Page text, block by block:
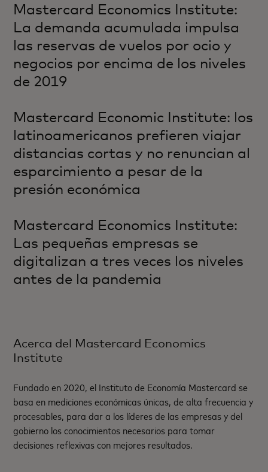
Mastercard Economics Institute:
La demanda acumulada impulsa
las reservas de vuelos por ocio y
negocios por encima de los niveles
de 2019
Mastercard Economic Institute: los
latinoamericanos prefieren viajar
distancias cortas y no renuncian al
esparcimiento a pesar de la
presión económica
Mastercard Economics Institute:
Las pequeñas empresas se
digitalizan a tres veces los niveles
antes de la pandemia
Acerca del Mastercard Economics
Institute
Fundado en 2020, el Instituto de Economía Mastercard se
basa en mediciones económicas únicas, de alta frecuencia y
procesables, para dar a los líderes de las empresas y del
gobierno los conocimientos necesarios para tomar
decisiones reflexivas con mejores resultados.